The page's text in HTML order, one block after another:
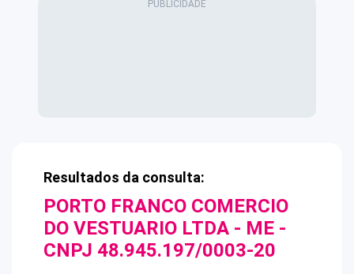
Resultados da consulta:
PORTO FRANCO COMERCIO
DO VESTUARIO LTDA - ME -
CNPJ 48.945.197/0003-20